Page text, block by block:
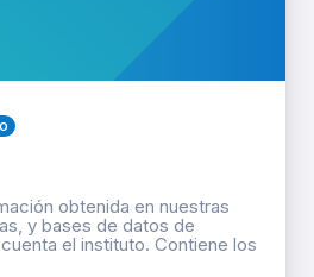
obtenida en nuestras
y bases de datos de
el instituto. Contiene los